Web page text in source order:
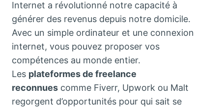
Internet a révolutionné notre capacité à
générer des revenus depuis notre domicile.
Avec un simple ordinateur et une connexion
internet, vous pouvez proposer vos
compétences au monde entier.
Les plateformes de freelance
reconnues comme Fiverr, Upwork ou Malt
regorgent d’opportunités pour qui sait se